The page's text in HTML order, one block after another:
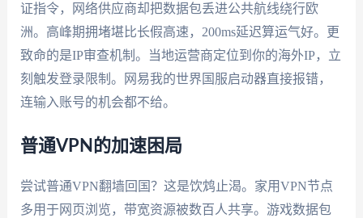
证指令，网络供应商却把数据包丢进公共航线绕行欧
洲。高峰期拥堵堪比长假高速，200ms延迟算运气好。更
致命的是IP审查机制。当地运营商定位到你的海外IP，立
刻触发登录限制。网易我的世界国服启动器直接报错，
连输入账号的机会都不给。
普通VPN的加速困局
尝试普通VPN翻墙回国？这是饮鸩止渴。家用VPN节点
多用于网页浏览，带宽资源被数百人共享。游戏数据包